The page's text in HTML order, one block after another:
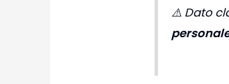
⚠️ Dato